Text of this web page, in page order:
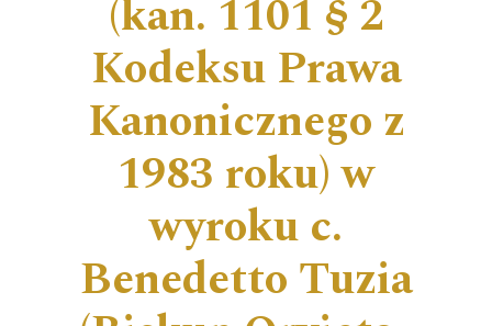
(kan. 1101 § 2
Kodeksu Prawa
Kanonicznego z
1983 roku) w
wyroku c.
Benedetto Tuzia